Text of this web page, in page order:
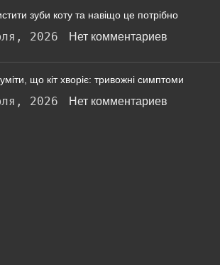
зуби коту та навіщо це потрібно
2026 Нет комментариев
що кіт хворіє: тривожні симптоми
2026 Нет комментариев